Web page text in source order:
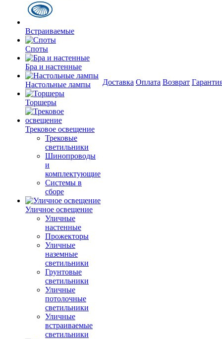
Встраиваемые
Споты
Бра и настенные
Настольные лампы
Торшеры
Трековое освещение
Трековые
светильники
Шинопроводы
и
комплектующие
Системы в
сборе
Уличное освещение
Уличные
настенные
Прожекторы
Уличные
наземные
светильники
Грунтовые
светильники
Уличные
потолочные
светильники
Уличные
встраиваемые
светильники
Доставка Оплата Возврат